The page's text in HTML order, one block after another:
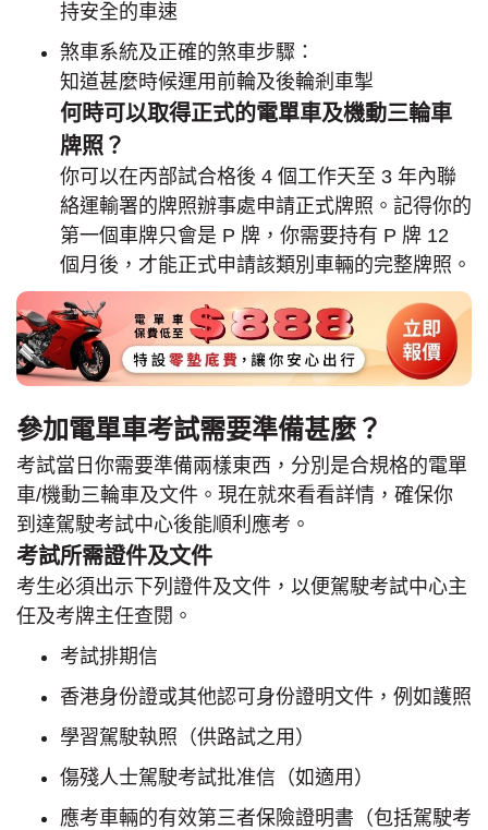
持安全的車速
煞車系統及正確的煞車步驟：
知道甚麼時候運用前輪及後輪剎車掣
何時可以取得正式的電單車及機動三輪車
牌照？
你可以在丙部試合格後 4 個工作天至 3 年內聯
絡運輸署的牌照辦事處申請正式牌照。記得你的
第一個車牌只會是 P 牌，你需要持有 P 牌 12
個月後，才能正式申請該類別車輛的完整牌照。
參加電單車考試需要準備甚麼？
考試當日你需要準備兩樣東西，分別是合規格的電單
車/機動三輪車及文件。現在就來看看詳情，確保你
到達駕駛考試中心後能順利應考。
考試所需證件及文件
考生必須出示下列證件及文件，以便駕駛考試中心主
任及考牌主任查閱。
考試排期信
香港身份證或其他認可身份證明文件，例如護照
學習駕駛執照（供路試之用）
傷殘人士駕駛考試批准信（如適用）
應考車輛的有效第三者保險證明書（包括駕駛考